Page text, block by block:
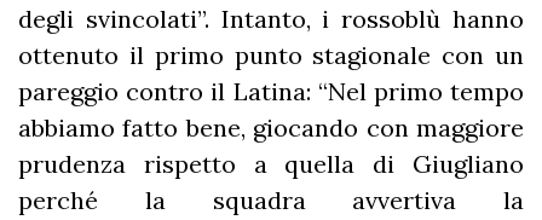
degli svincolati”. Intanto, i rossoblù hanno
ottenuto il primo punto stagionale con un
pareggio contro il Latina: “Nel primo tempo
abbiamo fatto bene, giocando con maggiore
prudenza rispetto a quella di Giugliano
perché la squadra avvertiva la